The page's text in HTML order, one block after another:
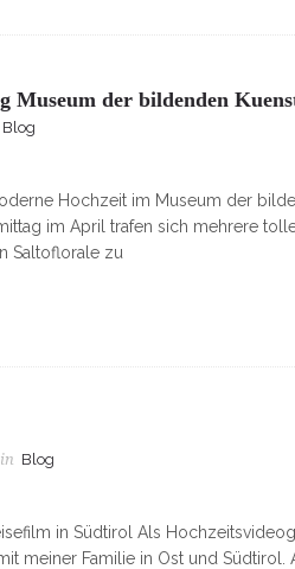
Museum der bildenden
Blog
Hochzeit im Museum der
im April trafen sich mehrere
Saltoflorale zu
in Blog
in Südtirol Als
meiner Familie in Ost und Südtirol.